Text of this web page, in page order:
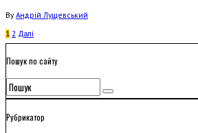
By Андрій Лущевський
1 2 Далi
Пошук по сайту
Рубрикатор